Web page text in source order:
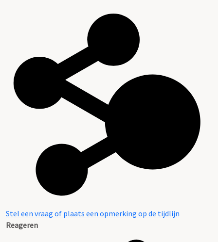
Stel een vraag of plaats een opmerking op de tijdlijn
Reageren